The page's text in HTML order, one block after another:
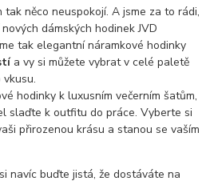
tak něco neuspokojí. A jsme za to rádi,
dámských hodinek JVD
tak elegantní náramkové hodinky
a vy si můžete vybrat v celé paletě
hodinky k luxusním večerním šatům,
slaďte k outfitu do práce. Vyberte si
přirozenou krásu a stanou se vaším
navíc buďte jistá, že dostáváte na